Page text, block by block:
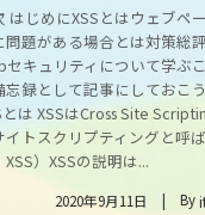
はじめにXSSとはウェブペ
問題がある場合とは対策総
セキュリティについて学ぶ
忘録として記事にしておこう
とは XSSはCross Site
イトスクリプティングと呼
XSS）XSSの説明は...
2020年9月11日 By